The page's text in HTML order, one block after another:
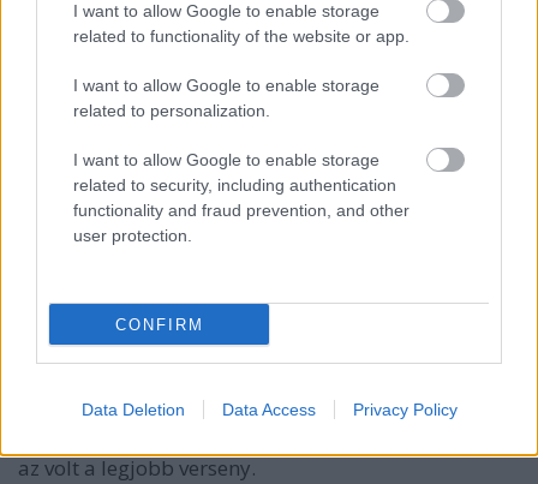
I want to allow Google to enable storage
related to functionality of the website or app.
I want to allow Google to enable storage
related to personalization.
I want to allow Google to enable storage
related to security, including authentication
functionality and fraud prevention, and other
user protection.
CONFIRM
Data Deletion Data Access Privacy Policy
datacom
Én tuti, hogy a rallycross EB-re megyek! Idén úgyis
elmaradt.
Szkotti
14 éve
@datacom: Hát, én is ezen gondolkodtam. Ha nem
mindenképp.
az volt a legjobb verseny.